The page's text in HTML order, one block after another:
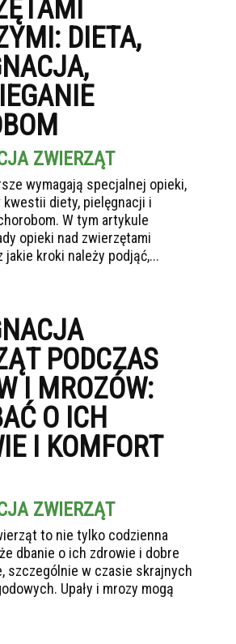
DIETA,
ZWIERZĄT
wymagają specjalnej opieki,
diety, pielęgnacji i
W tym artykule
opieki nad zwierzętami
jakie kroki należy podjąć,...
PODCZAS
I MROZÓW:
O ICH
I KOMFORT
ZWIERZĄT
to nie tylko codzienna
dbanie o ich zdrowie i dobre
szczególnie w czasie skrajnych
Upały i mrozy mogą